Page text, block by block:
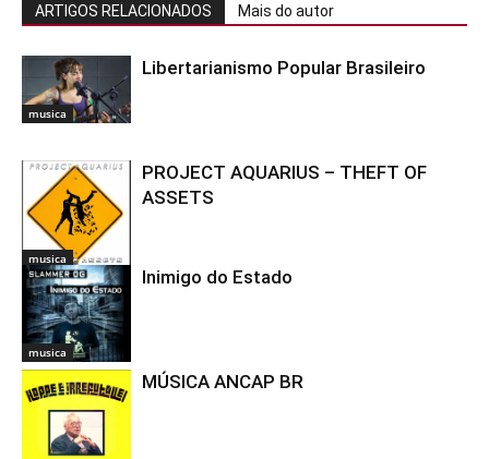
ARTIGOS RELACIONADOS Mais do autor
musica
Libertarianismo Popular Brasileiro
musica
PROJECT AQUARIUS – THEFT OF
ASSETS
musica
Inimigo do Estado
MÚSICA ANCAP BR